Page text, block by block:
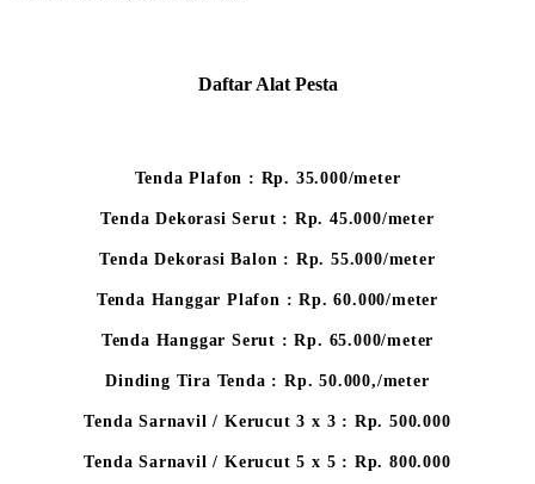
Daftar Alat Pesta
Tenda Plafon : Rp. 35.000/meter
Tenda Dekorasi Serut : Rp. 45.000/meter
Tenda Dekorasi Balon : Rp. 55.000/meter
Tenda Hanggar Plafon : Rp. 60.000/meter
Tenda Hanggar Serut : Rp. 65.000/meter
Dinding Tira Tenda : Rp. 50.000,/meter
Tenda Sarnavil / Kerucut 3 x 3 : Rp. 500.000
Tenda Sarnavil / Kerucut 5 x 5 : Rp. 800.000